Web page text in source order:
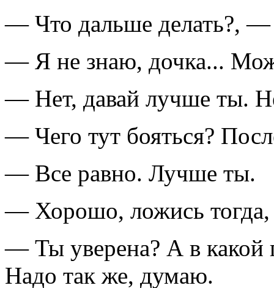
— Что дальше делать?, —
— Я не знаю, дочка...
— Нет, давай лучше ты.
— Чего тут бояться?
— Все равно. Лучше ты.
— Хорошо, ложись тогда,
— Ты уверена? А в какой
Надо так же, думаю.